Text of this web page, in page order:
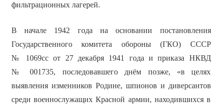
фильтрационных лагерей.
В начале 1942 года на основании постановления
Государственного комитета обороны (ГКО) СССР
№ 1069сс от 27 декабря 1941 года и приказа НКВД
№ 001735, последовавшего днём позже, «в целях
выявления изменников Родине, шпионов и диверсантов
среди военнослужащих Красной армии, находившихся в